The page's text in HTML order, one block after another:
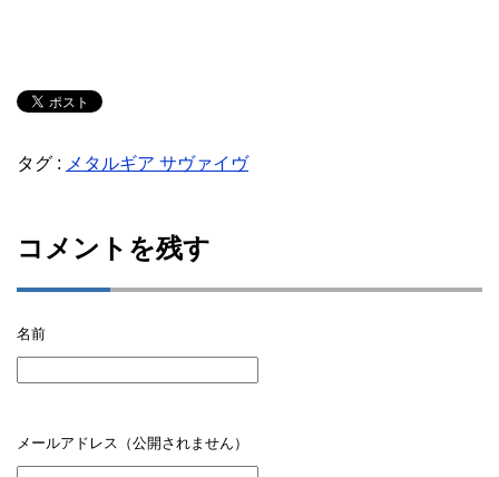
タグ : メタルギア サヴァイヴ
コメントを残す
名前
メールアドレス（公開されません）